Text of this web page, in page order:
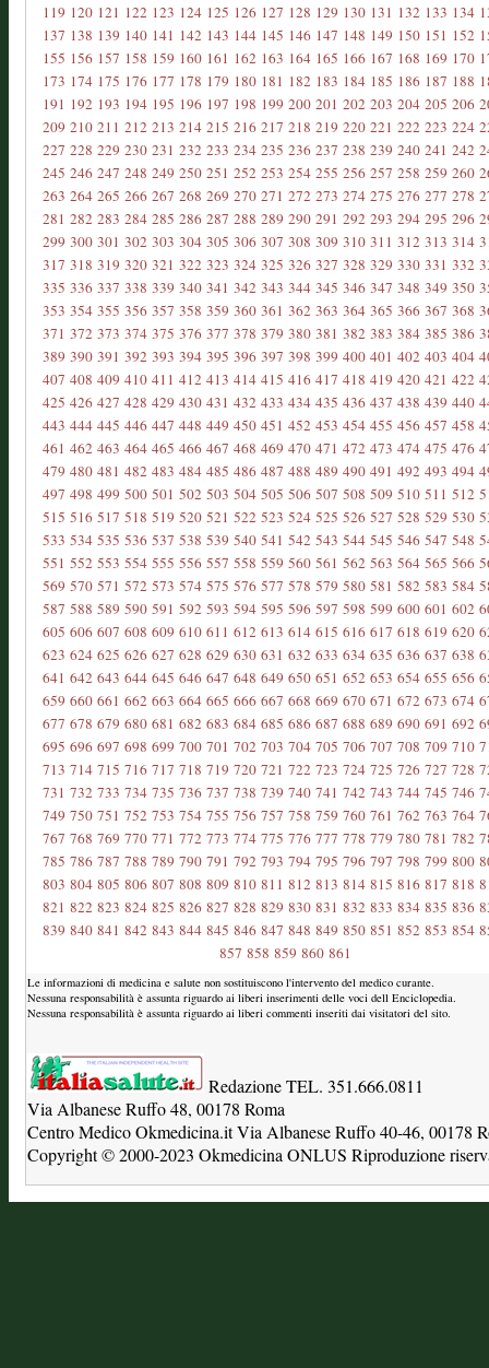
119 120 121 122 123 124 125 126 127 128 129 130 131 132 133 134
137 138 139 140 141 142 143 144 145 146 147 148 149 150 151 152
155 156 157 158 159 160 161 162 163 164 165 166 167 168 169 170
173 174 175 176 177 178 179 180 181 182 183 184 185 186 187 188
191 192 193 194 195 196 197 198 199 200 201 202 203 204 205 206
209 210 211 212 213 214 215 216 217 218 219 220 221 222 223 224
227 228 229 230 231 232 233 234 235 236 237 238 239 240 241 242
245 246 247 248 249 250 251 252 253 254 255 256 257 258 259 260
263 264 265 266 267 268 269 270 271 272 273 274 275 276 277 278
281 282 283 284 285 286 287 288 289 290 291 292 293 294 295 296
299 300 301 302 303 304 305 306 307 308 309 310 311 312 313 314
317 318 319 320 321 322 323 324 325 326 327 328 329 330 331 332
335 336 337 338 339 340 341 342 343 344 345 346 347 348 349 350
353 354 355 356 357 358 359 360 361 362 363 364 365 366 367 368
371 372 373 374 375 376 377 378 379 380 381 382 383 384 385 386
389 390 391 392 393 394 395 396 397 398 399 400 401 402 403 404
407 408 409 410 411 412 413 414 415 416 417 418 419 420 421 422
425 426 427 428 429 430 431 432 433 434 435 436 437 438 439 440
443 444 445 446 447 448 449 450 451 452 453 454 455 456 457 458
461 462 463 464 465 466 467 468 469 470 471 472 473 474 475 476
479 480 481 482 483 484 485 486 487 488 489 490 491 492 493 494
497 498 499 500 501 502 503 504 505 506 507 508 509 510 511 512
515 516 517 518 519 520 521 522 523 524 525 526 527 528 529 530
533 534 535 536 537 538 539 540 541 542 543 544 545 546 547 548
551 552 553 554 555 556 557 558 559 560 561 562 563 564 565 566
569 570 571 572 573 574 575 576 577 578 579 580 581 582 583 584
587 588 589 590 591 592 593 594 595 596 597 598 599 600 601 602
605 606 607 608 609 610 611 612 613 614 615 616 617 618 619 620
623 624 625 626 627 628 629 630 631 632 633 634 635 636 637 638
641 642 643 644 645 646 647 648 649 650 651 652 653 654 655 656
659 660 661 662 663 664 665 666 667 668 669 670 671 672 673 674
677 678 679 680 681 682 683 684 685 686 687 688 689 690 691 692
695 696 697 698 699 700 701 702 703 704 705 706 707 708 709 710
713 714 715 716 717 718 719 720 721 722 723 724 725 726 727 728
731 732 733 734 735 736 737 738 739 740 741 742 743 744 745 746
749 750 751 752 753 754 755 756 757 758 759 760 761 762 763 764
767 768 769 770 771 772 773 774 775 776 777 778 779 780 781 782
785 786 787 788 789 790 791 792 793 794 795 796 797 798 799 800
803 804 805 806 807 808 809 810 811 812 813 814 815 816 817 818
821 822 823 824 825 826 827 828 829 830 831 832 833 834 835 836
839 840 841 842 843 844 845 846 847 848 849 850 851 852 853 854
857 858 859 860 861
Le informazioni di medicina e salute non sostituiscono l'intervento del medico curante.
Nessuna responsabilità è assunta riguardo ai liberi inserimenti delle voci dell Enciclopedia.
Nessuna responsabilità è assunta riguardo ai liberi commenti inseriti dai visitatori del sito.
Redazione TEL. 351.666.0811
Via Albanese Ruffo 48, 00178 Roma
Centro Medico Okmedicina.it Via Albanese Ruffo 40-46, 00178
Copyright © 2000-2023 Okmedicina ONLUS Riproduzione